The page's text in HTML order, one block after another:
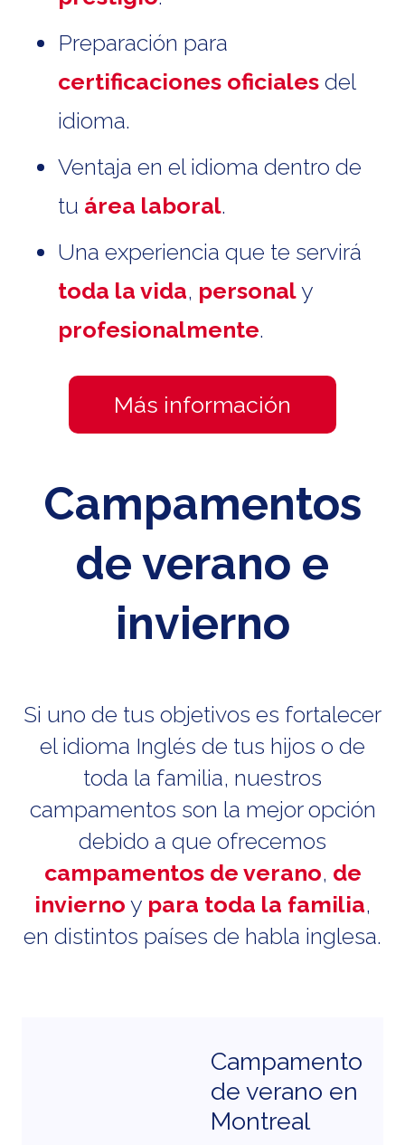
Preparación para
certificaciones oficiales del
idioma.
Ventaja en el idioma dentro de
tu área laboral.
Una experiencia que te servirá
toda la vida, personaly
profesionalmente.
Más información
Campamentos
de verano e
invierno
Si uno de tus objetivos es fortalecer
el idioma Inglés de tus hijos o de
toda la familia, nuestros
campamentos son la mejor opción
debido a que ofrecemos
campamentos de verano, de
invierno y para toda la familia,
en distintos países de habla inglesa.
Campamento
de verano en
Montreal